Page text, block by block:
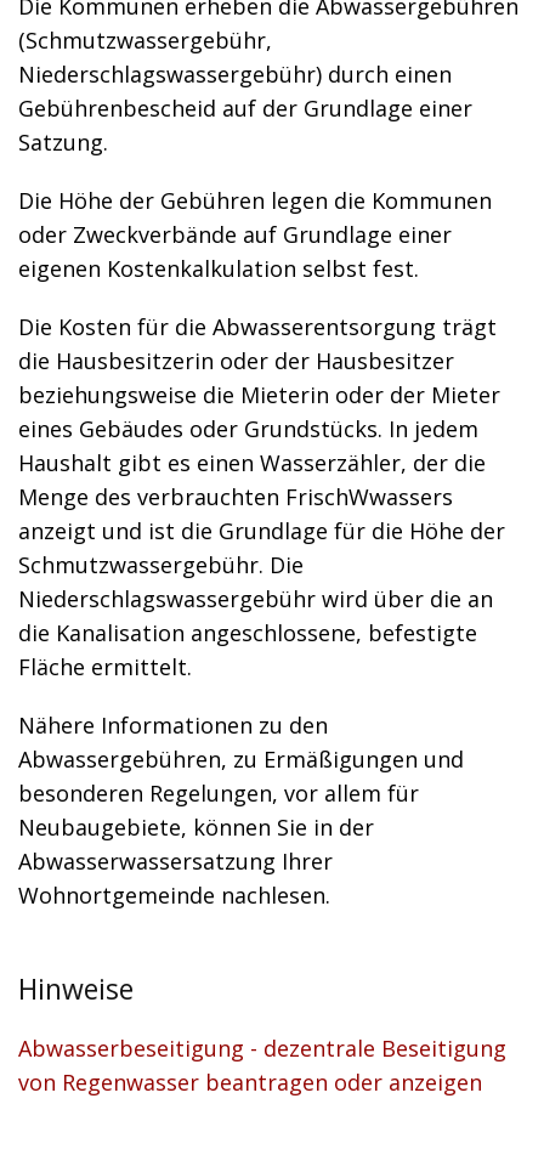
Die Kommunen erheben die Abwassergebühren
(Schmutzwassergebühr,
Niederschlagswassergebühr) durch einen
Gebührenbescheid auf der Grundlage einer
Satzung.
Die Höhe der Gebühren legen die Kommunen
oder Zweckverbände auf Grundlage einer
eigenen Kostenkalkulation selbst fest.
Die Kosten für die Abwasserentsorgung trägt
die Hausbesitzerin oder der Hausbesitzer
beziehungsweise die Mieterin oder der Mieter
eines Gebäudes oder Grundstücks. In jedem
Haushalt gibt es einen Wasserzähler, der die
Menge des verbrauchten FrischWwassers
anzeigt und ist die Grundlage für die Höhe der
Schmutzwassergebühr. Die
Niederschlagswassergebühr wird über die an
die Kanalisation angeschlossene, befestigte
Fläche ermittelt.
Nähere Informationen zu den
Abwassergebühren, zu Ermäßigungen und
besonderen Regelungen, vor allem für
Neubaugebiete, können Sie in der
Abwasserwassersatzung Ihrer
Wohnortgemeinde nachlesen.
Hinweise
Abwasserbeseitigung - dezentrale Beseitigung
von Regenwasser beantragen oder anzeigen